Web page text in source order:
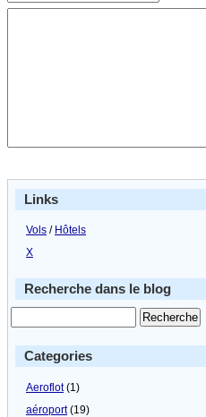
Links
Vols / Hôtels
X
Recherche dans le blog
Categories
Aeroflot(1)
aéroport(19)